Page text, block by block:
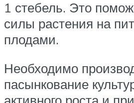
1 стебель. Это
силы растения на
плодами.
Необходимо
пасынкование
активного роста и